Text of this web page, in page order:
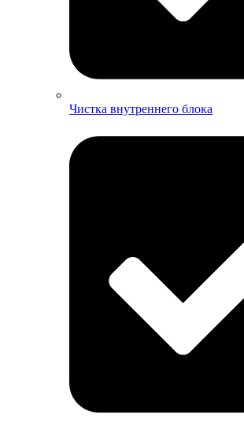
Чистка внутреннего блока